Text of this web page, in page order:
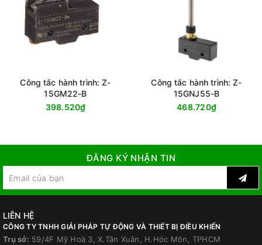
Công tắc hành trình: Z-
15GM22-B
398.520₫
Công tắc hành trình: Z-
15GNJ55-B
468.720₫
ĐĂNG KÝ NHẬN TIN
LIÊN HỆ
CÔNG TY TNHH GIẢI PHÁP TỰ ĐỘNG VÀ THIẾT BỊ ĐIỀU KHIỂN
Trụ sở: 59/4F Mỹ Hoà 3, X.Tân Xuân, H.Hóc Môn, TPHCM